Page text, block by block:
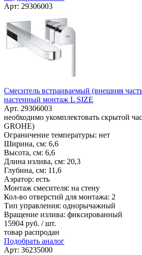
Арт: 29306003
Смеситель встраиваемый (внешняя
настенный монтаж L SIZE
Арт. 29306003
необходимо укомплектовать скрытой
GROHE)
Ограничение температуры: нет
Ширина, см: 6,6
Высота, см: 6,6
Длина излива, см: 20,3
Глубина, см: 11,6
Аэратор: есть
Монтаж смесителя: на стену
Кол-во отверстий для монтажа: 2
Тип управления: однорычажный
Вращение излива: фиксированный
15904 руб. / шт.
товар распродан
Подобрать аналог
Арт: 36235000